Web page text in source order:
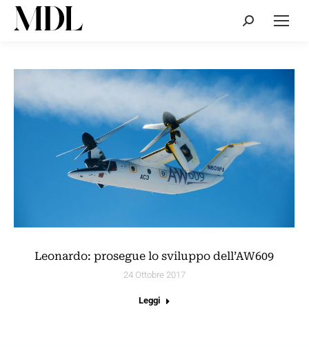
Cerca:
Leonardo: prosegue lo sviluppo dell’AW609
24 Ottobre 2017
Leggi